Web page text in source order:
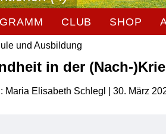
CLUB SHOP
und Ausbildung
in der (Nach-
Maria Elisabeth Schlegl | 30. März